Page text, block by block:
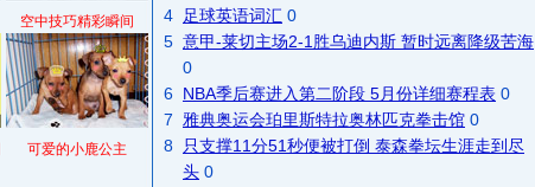
空中技巧精彩瞬间
可爱的小鹿公主
4
足球英语词汇 0
5 意甲-莱切主场2-1胜乌迪内斯 暂时远离降级苦海
0
6 NBA季后赛进入第二阶段 5月份详细赛程表 0
7
雅典奥运会珀里斯特拉奥林匹克拳击馆 0
8
只支撑11分51秒便被打倒 泰森拳坛生涯走到尽
头 0